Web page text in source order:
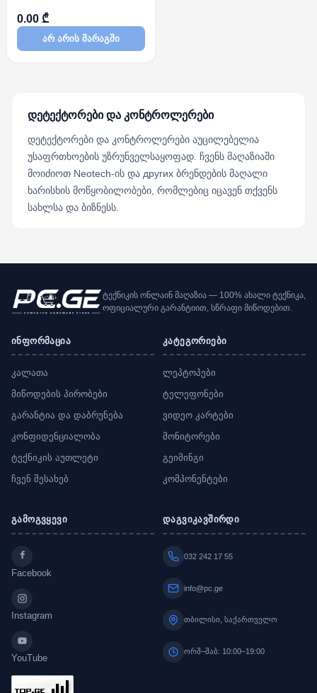
0.00 ₾
არ არის მარაგში
დეტექტორები და კონტროლერები
დეტექტორები და კონტროლერები აუცილებელია
უსაფრთხოების უზრუნველსაყოფად. ჩვენს მაღაზიაში
მოიძიოთ Neotech-ის და других ბრენდების მაღალი
ხარისხის მოწყობილობები, რომლებიც იცავენ თქვენს
სახლსა და ბიზნესს.
ტექნიკის ონლაინ მაღაზია — 100% ახალი ტექნიკა,
ოფიციალური გარანტიით, სწრაფი მიწოდებით.
ინფორმაცია
კალათა
მიწოდების პირობები
გარანტია და დაბრუნება
კონფიდენციალობა
ტექნიკის აუთლეტი
ჩვენ შესახებ
კატეგორიები
ლეპტოპები
ტელეფონები
ვიდეო კარტები
მონიტორები
გეიმინგი
კომპონენტები
გამოგვყევი
Facebook
Instagram
YouTube
დაგვიკავშირდი
032 242 17 55
info@pc.ge
თბილისი, საქართველო
ორშ–შაბ: 10:00–19:00